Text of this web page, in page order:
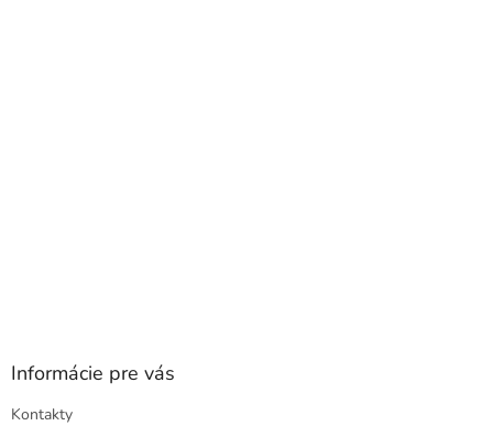
Informácie pre vás
Kontakty